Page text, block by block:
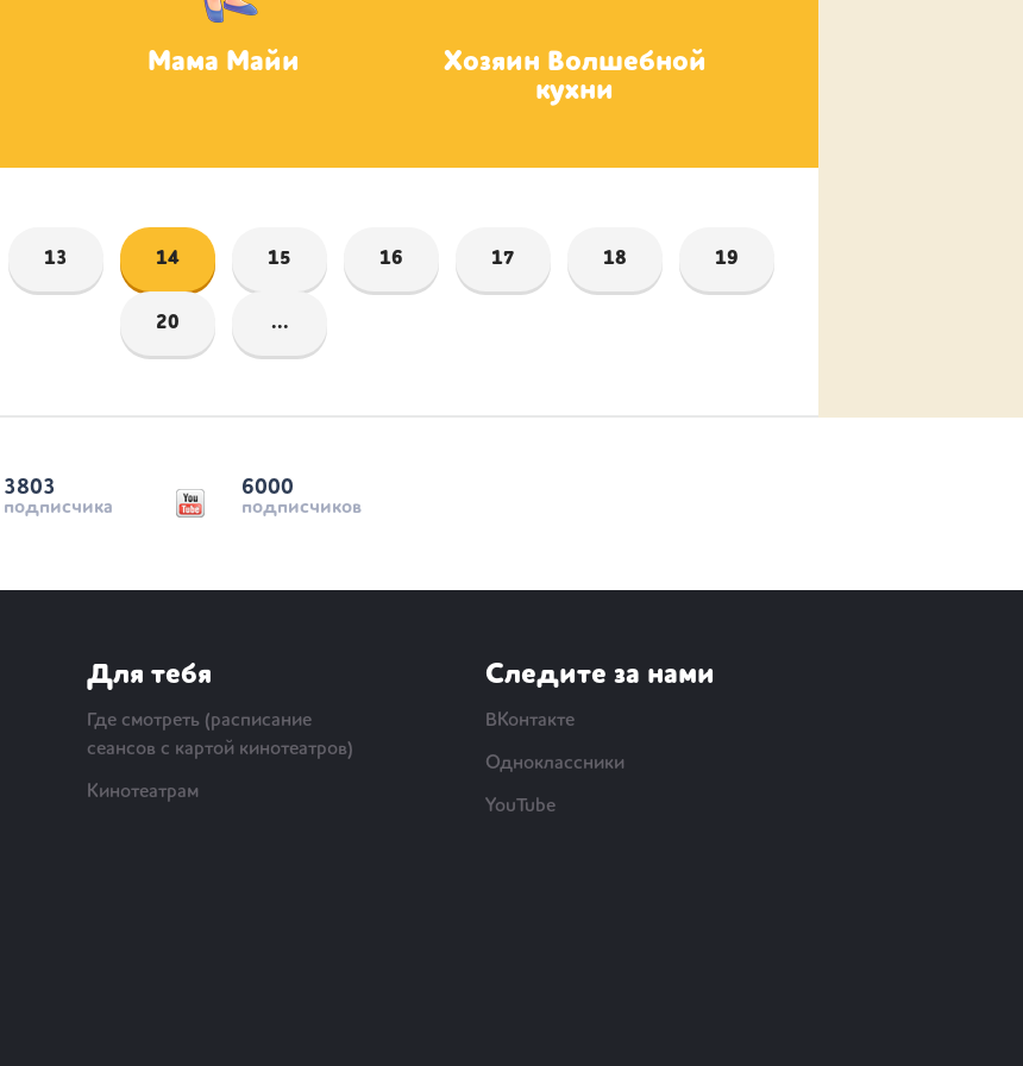
Мама Майи
Хозяин Волшебной
кухни
13 14 15 16 17 18 19
20 ...
3803
подписчика
6000
подписчиков
Для тебя
Где смотреть (расписание
сеансов с картой кинотеатров)
Кинотеатрам
Следите за нами
ВКонтакте
Одноклассники
YouTube